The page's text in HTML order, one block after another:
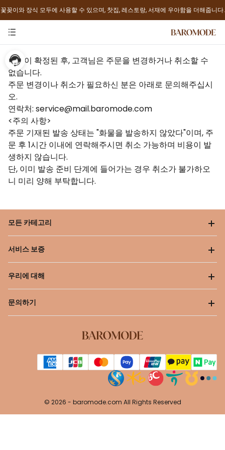
꽃꽂이와 장식 모두에 사용할 수 있으며, 찻집, 레스토랑, 서재에 우아함을 더해줍니다.
주문이 확정된 후, 고객님은 주문을 변경하거나 취소할 수
없습니다.
주문 변경이나 취소가 필요하신 분은 아래로 문의해주십시
오.
연락처: service@mail.baromode.com
<주의 사항>
주문 기재된 발송 상태는 "화물을 발송하지 않았다"이며, 주
문 후 1시간 이내에 연락해주시면 취소 가능하며 비용이 발
생하지 않습니다.
단, 이미 발송 준비 단계에 들어가는 경우 취소가 불가하오
니 미리 양해 부탁합니다.
모든 카테고리
서비스 보증
우리에 대해
문의하기
© 2026 - baromode.com All Rights Reserved